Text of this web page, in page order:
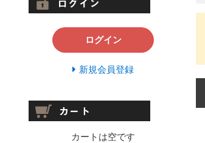
ログイン
新規会員登録
カートは空です